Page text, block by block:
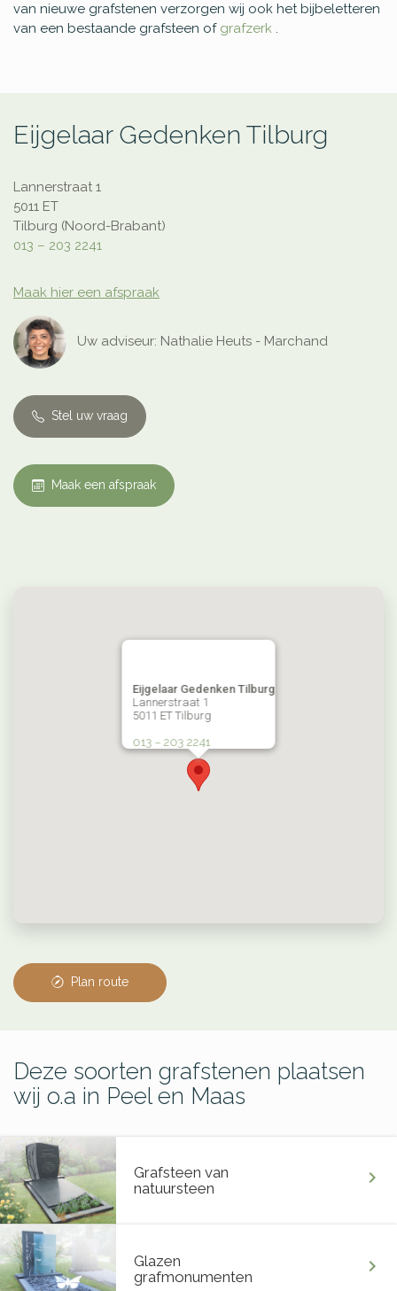
van nieuwe grafstenen verzorgen wij ook het bijbeletteren
van een bestaande grafsteen of grafzerk .
Eijgelaar Gedenken Tilburg
Lannerstraat 1
5011 ET
Tilburg (Noord-Brabant)
013 – 203 2241
Maak hier een afspraak
Uw adviseur: Nathalie Heuts - Marchand
Stel uw vraag
Maak een afspraak
Eijgelaar Gedenken Tilburg
Lannerstraat 1
5011 ET Tilburg
013 – 203 2241
Plan route
Deze soorten grafstenen plaatsen
wij o.a in Peel en Maas
Grafsteen van
natuursteen
chevron_right
Glazen
grafmonumenten
chevron_right